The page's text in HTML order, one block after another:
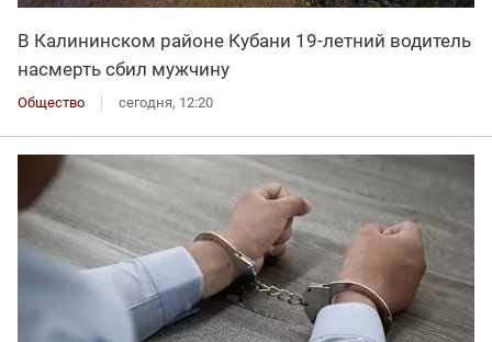
В Калининском районе Кубани 19-летний водитель
насмерть сбил мужчину
Общество сегодня, 12:20